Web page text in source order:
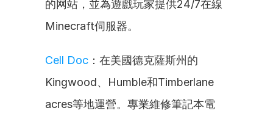
的网站，並為遊戲玩家提供24/7在線
Minecraft伺服器。
Cell Doc ：在美國德克薩斯州的
Kingwood、Humble和Timberlane
acres等地運營。專業維修筆記本電